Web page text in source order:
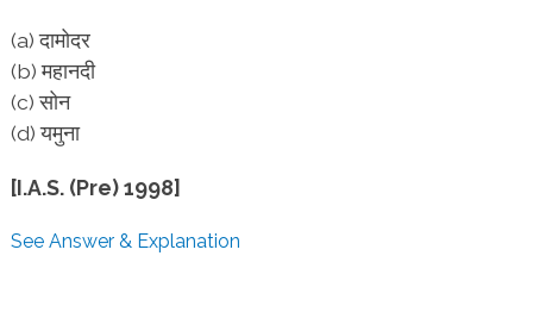
(a) दामोदर
(b) महानदी
(c) सोन
(d) यमुना
[I.A.S. (Pre) 1998]
See Answer & Explanation